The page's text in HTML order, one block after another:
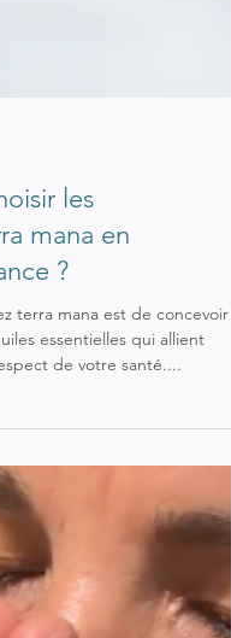
les
mana en
?
terra mana est de concevoir